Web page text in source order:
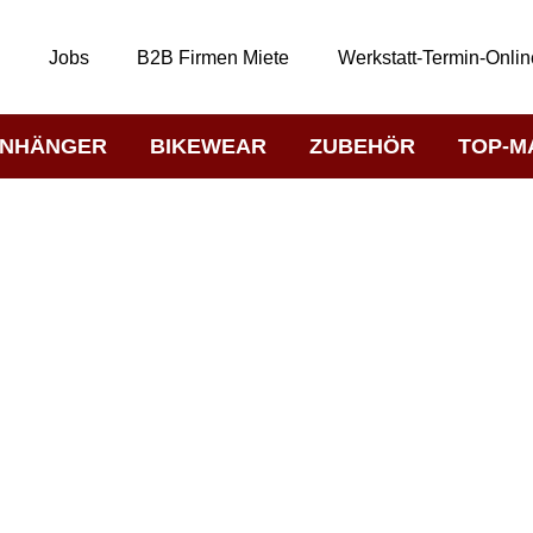
Jobs B2B Firmen Miete Werkstatt-Termin-
BIKEWEAR ZUBEHÖR TOP-